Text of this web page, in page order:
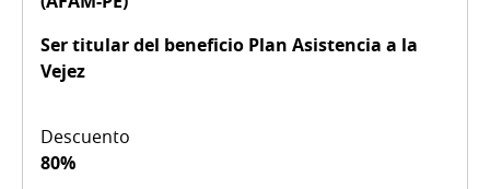
Ser titular del beneficio Plan Asistencia a la
Vejez
80%